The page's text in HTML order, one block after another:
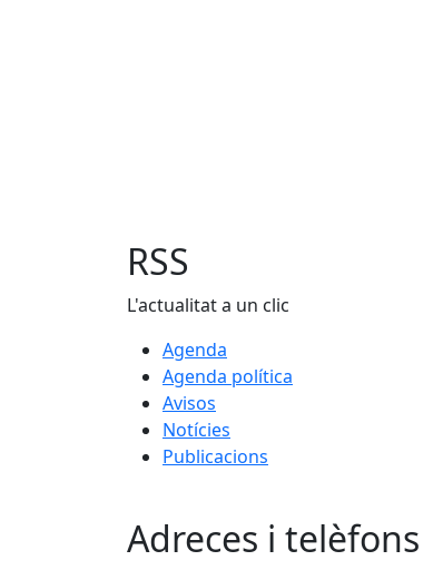
RSS
L'actualitat a un clic
Agenda
Agenda política
Avisos
Notícies
Publicacions
Adreces i telèfons